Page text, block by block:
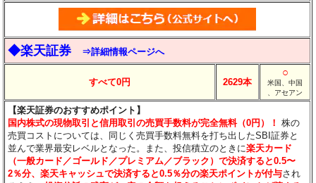
◆楽天証券 ⇒詳細情報ページへ
すべて0円 2629本
○
米国、中国
、アセアン
【楽天証券のおすすめポイント】
国内株式の現物取引と信用取引の売買手数料が完全無料（0円）！ 株の
売買コストについては、同じく売買手数料無料を打ち出したSBI証券と
並んで業界最安レベルとなった。また、投信積立のときに楽天カード
（一般カード／ゴールド／プレミアム／ブラック）で決済すると0.5〜
2％分、楽天キャッシュで決済すると0.5％分の楽天ポイントが付与され